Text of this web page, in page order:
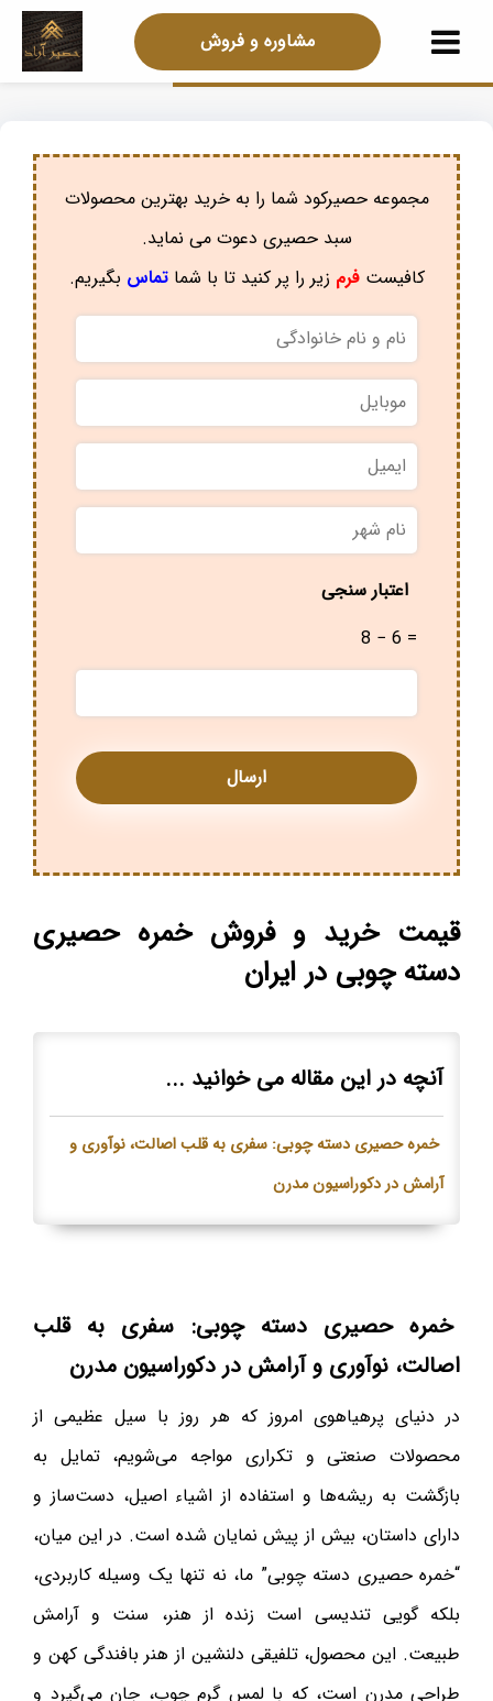
مشاوره و فروش
مجموعه حصیرکود شما را به خرید بهترین محصولات
سبد حصیری دعوت می نماید.
کافیستفرم زیر را پر کنید تا با شماتماس بگیریم.
نام
و
نام
خانوادگی
موبایل
ایمیل
نام
شهر *
اعتبار سنجی
8 − 6 =
قیمت خرید و فروش خمره حصیری
دسته چوبی در ایران
آنچه در این مقاله می خوانید ...
خمره حصیری دسته چوبی: سفری به قلب اصالت، نوآوری و
آرامش در دکوراسیون مدرن
خمره حصیری دسته چوبی: سفری به قلب
اصالت، نوآوری و آرامش در دکوراسیون مدرن
در دنیای پرهیاهوی امروز که هر روز با سیل عظیمی از
محصولات صنعتی و تکراری مواجه می‌شویم، تمایل به
بازگشت به ریشه‌ها و استفاده از اشیاء اصیل، دست‌ساز و
دارای داستان، بیش از پیش نمایان شده است. در این میان،
“خمره حصیری دسته چوبی” ما، نه تنها یک وسیله کاربردی،
بلکه گویی تندیسی است زنده از هنر، سنت و آرامش
طبیعت. این محصول، تلفیقی دلنشین از هنر بافندگی کهن و
طراحی مدرن است، که با لمس گرم چوب، جان می‌گیرد و